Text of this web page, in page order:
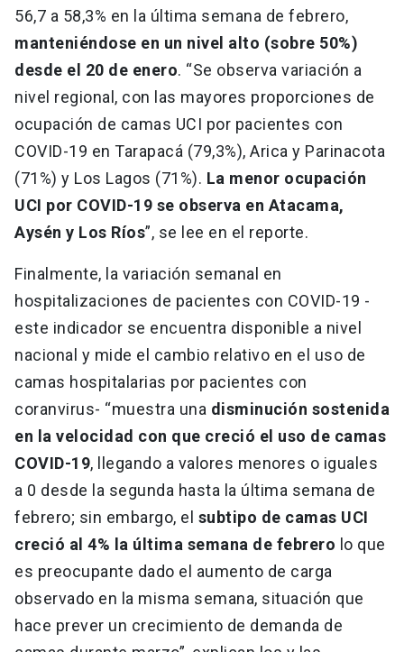
56,7 a 58,3% en la última semana de febrero,
manteniéndose en un nivel alto (sobre 50%)
desde el 20 de enero. “Se observa variación a
nivel regional, con las mayores proporciones de
ocupación de camas UCI por pacientes con
COVID-19 en Tarapacá (79,3%), Arica y Parinacota
(71%) y Los Lagos (71%). La menor ocupación
UCI por COVID-19 se observa en Atacama,
Aysén y Los Ríos”, se lee en el reporte.
Finalmente, la variación semanal en
hospitalizaciones de pacientes con COVID-19 -
este indicador se encuentra disponible a nivel
nacional y mide el cambio relativo en el uso de
camas hospitalarias por pacientes con
coranvirus- “muestra una disminución sostenida
en la velocidad con que creció el uso de camas
COVID-19, llegando a valores menores o iguales
a 0 desde la segunda hasta la última semana de
febrero; sin embargo, el subtipo de camas UCI
creció al 4% la última semana de febrero lo que
es preocupante dado el aumento de carga
observado en la misma semana, situación que
hace prever un crecimiento de demanda de